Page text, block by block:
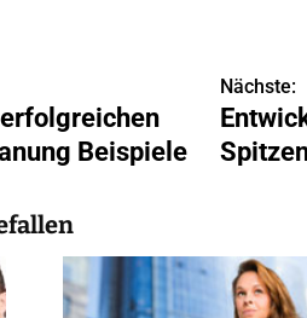
Beispiele
Nächste: